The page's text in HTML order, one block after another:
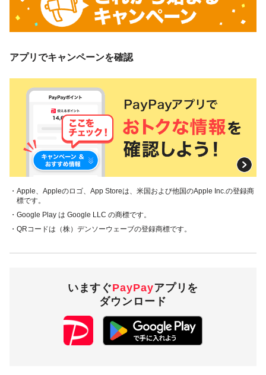
アプリでキャンペーンを確認
・Apple、Appleのロゴ、App Storeは、米国および他国のApple Inc.の登録商
標です。
・Google Play は Google LLC の商標です。
・QRコードは（株）デンソーウェーブの登録商標です。
いますぐPayPayアプリを
ダウンロード